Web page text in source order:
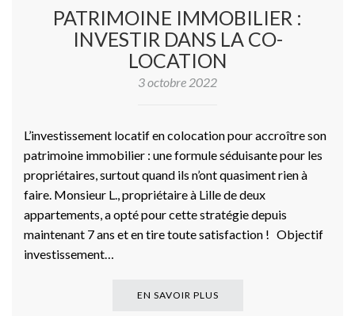
PATRIMOINE IMMOBILIER :
INVESTIR DANS LA CO-
LOCATION
3 octobre 2022
L’investissement locatif en colocation pour accroître son
patrimoine immobilier : une formule séduisante pour les
propriétaires, surtout quand ils n’ont quasiment rien à
faire. Monsieur L., propriétaire à Lille de deux
appartements, a opté pour cette stratégie depuis
maintenant 7 ans et en tire toute satisfaction ! Objectif
investissement…
EN SAVOIR PLUS